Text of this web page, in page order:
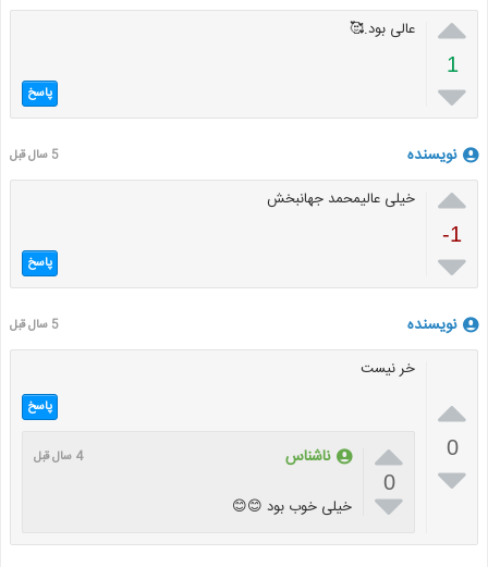

1

عالی بود.🥰
پاسخ
نویسنده 5 سال قبل

-1

خیلی عالیمحمد جهانبخش
پاسخ
نویسنده 5 سال قبل

0

خر نیست
پاسخ

0

ناشناس 4 سال قبل
خیلی خوب بود 😊😊